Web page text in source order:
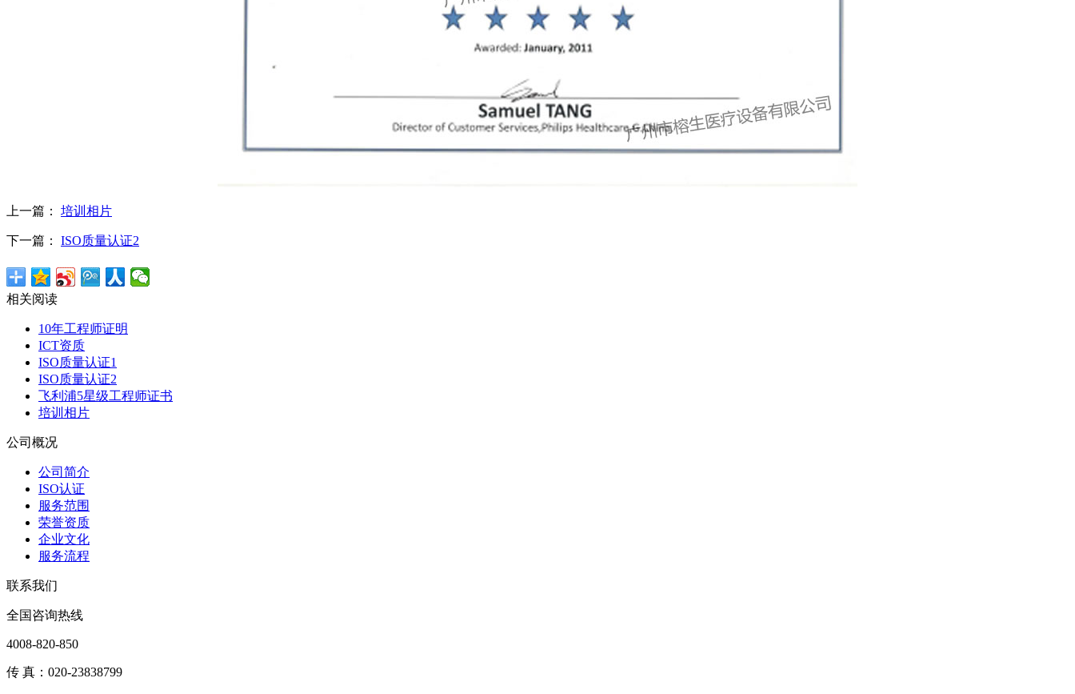
上一篇： 培训相片
下一篇： ISO质量认证2
相关阅读
10年工程师证明
ICT资质
ISO质量认证1
ISO质量认证2
飞利浦5星级工程师证书
培训相片
公司概况
公司简介
ISO认证
服务范围
荣誉资质
企业文化
服务流程
联系我们
全国咨询热线
4008-820-850
传 真：020-23838799